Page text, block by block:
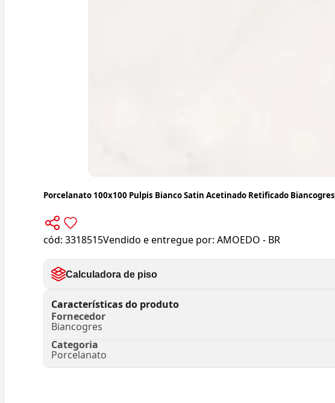
Porcelanato 100x100 Pulpis Bianco Satin Acetinado Retificado Biancogres
cód: 3318515Vendido e entregue por: AMOEDO - BR
Calculadora de piso
Características do produto
Fornecedor
Biancogres
Categoria
Porcelanato